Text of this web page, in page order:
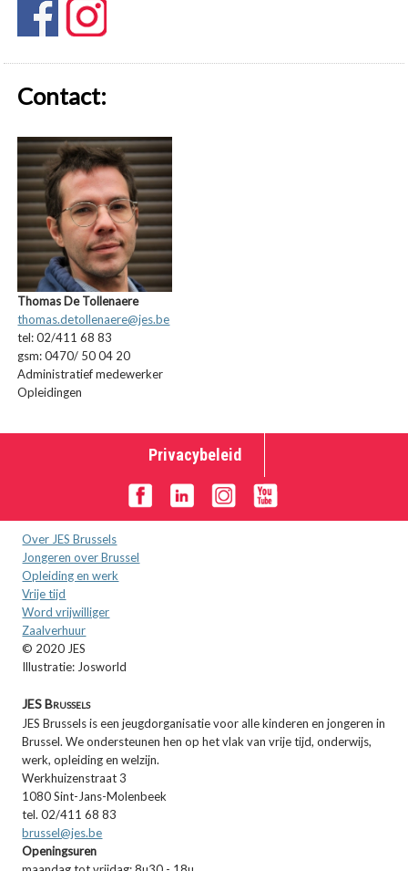
Contact:
Thomas De Tollenaere
thomas.detollenaere@jes.be
tel: 02/411 68 83
gsm: 0470/ 50 04 20
Administratief medewerker
Opleidingen
Privacybeleid
Over JES Brussels
Jongeren over Brussel
Opleiding en werk
Vrije tijd
Word vrijwilliger
Zaalverhuur
© 2020 JES
Illustratie: Josworld
JES Brussels
JES Brussels is een jeugdorganisatie voor alle kinderen en jongeren in
Brussel. We ondersteunen hen op het vlak van vrije tijd, onderwijs,
werk, opleiding en welzijn.
Werkhuizenstraat 3
1080 Sint-Jans-Molenbeek
tel. 02/411 68 83
brussel@jes.be
Openingsuren